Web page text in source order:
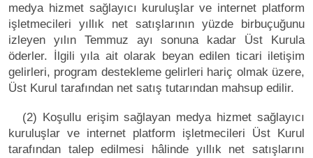
medya hizmet sağlayıcı kuruluşlar ve internet platform
işletmecileri yıllık net satışlarının yüzde birbuçuğunu
izleyen yılın Temmuz ayı sonuna kadar Üst Kurula
öderler. İlgili yıla ait olarak beyan edilen ticari iletişim
gelirleri, program destekleme gelirleri hariç olmak üzere,
Üst Kurul tarafından net satış tutarından mahsup edilir.
(2) Koşullu erişim sağlayan medya hizmet sağlayıcı
kuruluşlar ve internet platform işletmecileri Üst Kurul
tarafından talep edilmesi hâlinde yıllık net satışlarını